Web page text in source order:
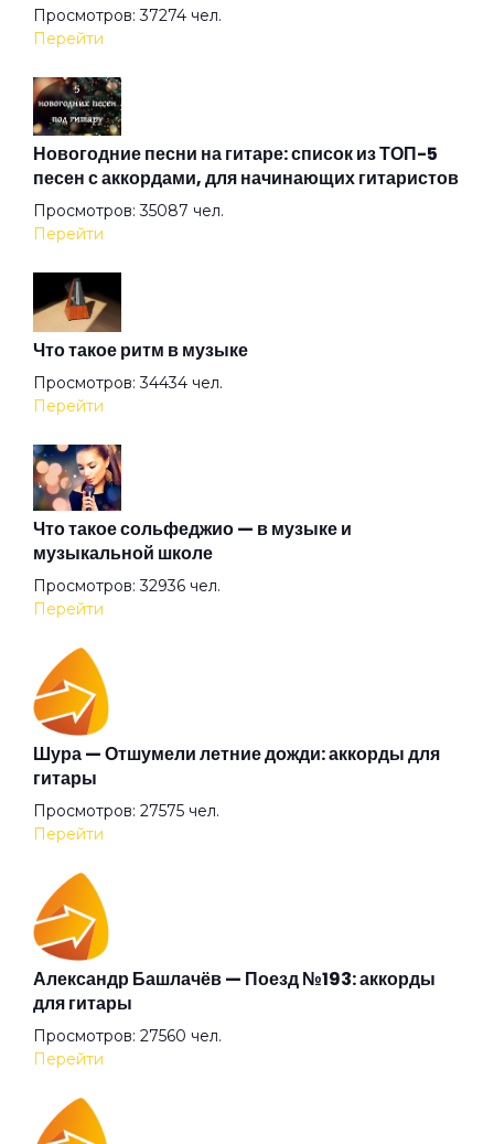
Когда с тобой любовь
Когда-нибудь
Корабли
Лишь увижу я тебя
Любовь прекрасна
Мальчик с одуванчиками
Мамина пластинка
Марья
Между мною и тобою
Мир на холсте
Мне помнится
Моя любовь жива
На закате в среду
Просмотров: 37274 чел.
Перейти
Новогодние песни на гитаре: список из ТОП-5
песен с аккордами, для начинающих гитаристов
Просмотров: 35087 чел.
Перейти
Что такое ритм в музыке
Просмотров: 34434 чел.
Перейти
Что такое сольфеджио — в музыке и
музыкальной школе
Просмотров: 32936 чел.
Перейти
Шура — Отшумели летние дожди: аккорды для
гитары
Просмотров: 27575 чел.
Перейти
Александр Башлачёв — Поезд №193: аккорды
для гитары
Просмотров: 27560 чел.
Перейти